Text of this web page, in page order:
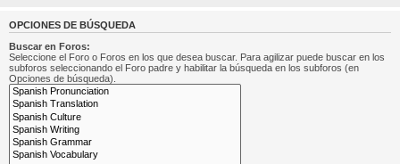
OPCIONES DE BÚSQUEDA
Buscar en Foros:
Seleccione el Foro o Foros en los que desea buscar. Para agilizar puede buscar en los
subforos seleccionando el Foro padre y habilitar la búsqueda en los subforos (en
Opciones de búsqueda).